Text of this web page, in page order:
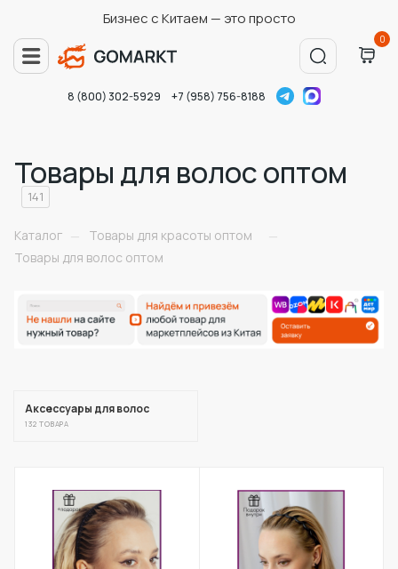
Бизнес с Китаем — это просто
0
8 (800) 302-5929 +7 (958) 756-8188
Товары для волос оптом
141
Каталог — Товары для красоты оптом
—
Товары для волос оптом
Аксессуары для волос
132 ТОВАРА